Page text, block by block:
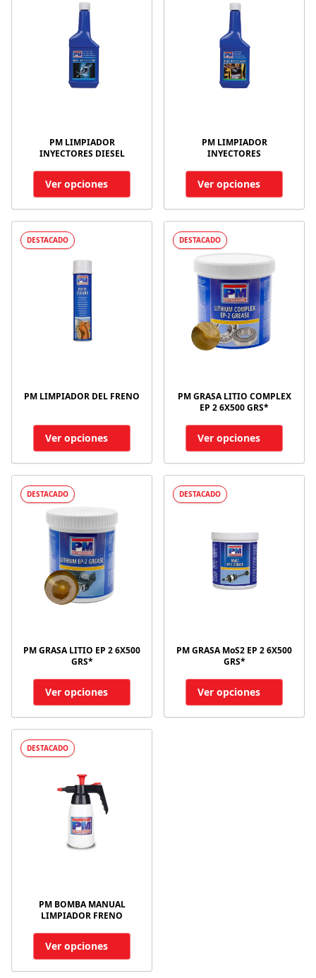
PM LIMPIADOR
INYECTORES DIESEL
Ver opciones
PM LIMPIADOR
INYECTORES
Ver opciones
DESTACADO
PM LIMPIADOR DEL FRENO
Ver opciones
DESTACADO
PM GRASA LITIO COMPLEX
EP 2 6X500 GRS*
Ver opciones
DESTACADO
PM GRASA LITIO EP 2 6X500
GRS*
Ver opciones
DESTACADO
PM GRASA MoS2 EP 2 6X500
GRS*
Ver opciones
DESTACADO
PM BOMBA MANUAL
LIMPIADOR FRENO
Ver opciones